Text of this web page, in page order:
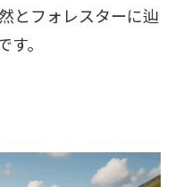
とフォレスターに辿
。